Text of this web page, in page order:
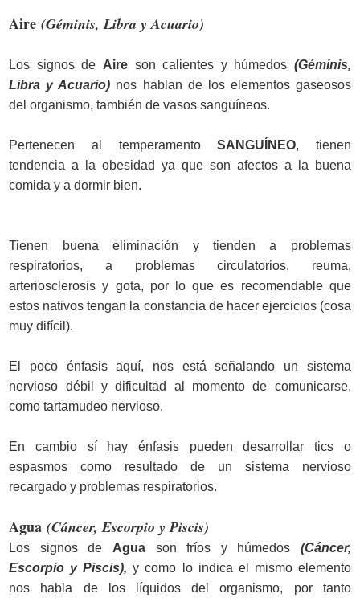
Aire(Géminis, Libra y Acuario)
Los signos de Aireson calientes y húmedos (Géminis,
Libra y Acuario) nos hablan de los elementos gaseosos
del organismo, también de vasos sanguíneos.
Pertenecen al temperamentoSANGUÍNEO, tienen
tendencia a la obesidad ya que son afectos a la buena
comida y a dormir bien.
Tienen buena eliminación y tienden a problemas
respiratorios, a problemas circulatorios, reuma,
arteriosclerosis y gota, por lo que es recomendable que
estos nativos tengan la constancia de hacer ejercicios (cosa
muy difícil).
El poco énfasis aquí, nos está señalando un sistema
nervioso débil y dificultad al momento de comunicarse,
como tartamudeo nervioso.
En cambio sí hay énfasis pueden desarrollar tics o
espasmos como resultado de un sistema nervioso
recargado y problemas respiratorios.
Agua(Cáncer, Escorpio y Piscis)
Los signos de Aguason fríos y húmedos (Cáncer,
Escorpio y Piscis), y como lo indica el mismo elemento
nos habla de los líquidos del organismo, por tanto